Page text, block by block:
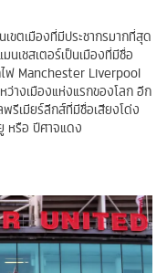
ขตเมืองที่มีประชากรมากที่สุด
เชสเตอร์เป็นเมืองที่มีชื่อ
ไฟ Manchester Liverpool
ว่างเมืองแห่งแรกของโลก อีก
รีเมียร์ลีกส์ที่มีชื่อเสียงโด่ง
หรือ ปีศาจแดง